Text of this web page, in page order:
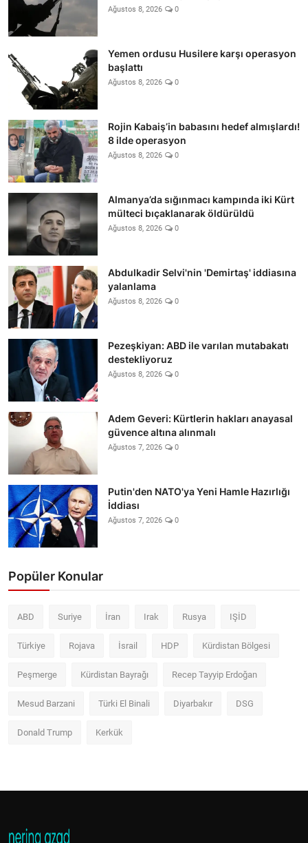
Ağustos 8, 2026 0
Yemen ordusu Husilere karşı operasyon
başlattı
Ağustos 8, 2026 0
Rojin Kabaiş’in babasını hedef almışlardı!
8 ilde operasyon
Ağustos 8, 2026 0
Almanya’da sığınmacı kampında iki Kürt
mülteci bıçaklanarak öldürüldü
Ağustos 8, 2026 0
Abdulkadir Selvi'nin 'Demirtaş' iddiasına
yalanlama
Ağustos 8, 2026 0
Pezeşkiyan: ABD ile varılan mutabakatı
destekliyoruz
Ağustos 8, 2026 0
Adem Geveri: Kürtlerin hakları anayasal
güvence altına alınmalı
Ağustos 7, 2026 0
Putin'den NATO'ya Yeni Hamle Hazırlığı
İddiası
Ağustos 7, 2026 0
Popüler Konular
ABD Suriye İran Irak Rusya IŞİD
Türkiye Rojava İsrail HDP Kürdistan Bölgesi
Peşmerge Kürdistan Bayrağı Recep Tayyip Erdoğan
Mesud Barzani Türki El Binali Diyarbakır DSG
Donald Trump Kerkük